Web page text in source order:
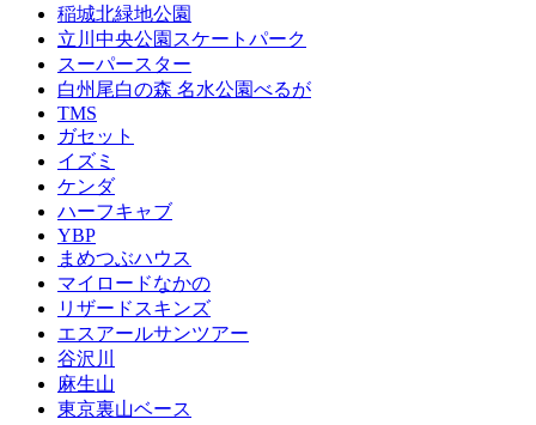
稲城北緑地公園
立川中央公園スケートパーク
スーパースター
白州尾白の森 名水公園べるが
TMS
ガセット
イズミ
ケンダ
ハーフキャブ
YBP
まめつぶハウス
マイロードなかの
リザードスキンズ
エスアールサンツアー
谷沢川
麻生山
東京裏山ベース